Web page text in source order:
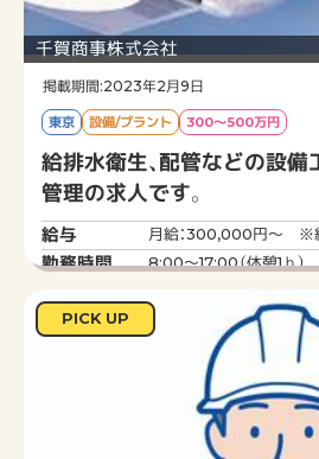
千賀商事株式会社
掲載期間:2023年2月9日
東京 設備/プラント 300～500万円
給排水衛生、配管などの設
管理の求人です。
給与 月給：300,000円～ ※
勤務時間 8:00～17:00（休憩1ｈ）
PICK UP